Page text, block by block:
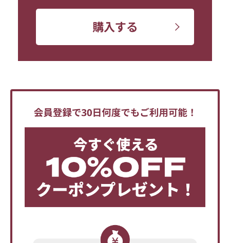
購入する